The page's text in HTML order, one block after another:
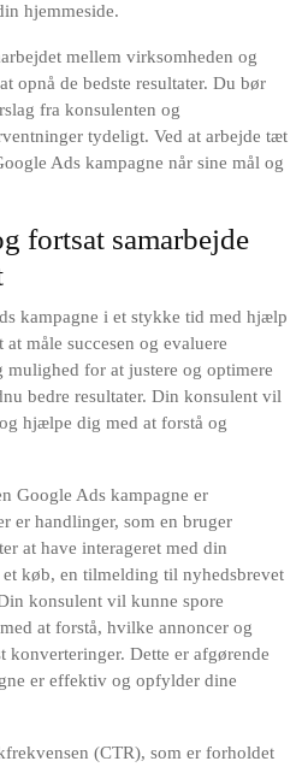
hjemmeside.
mellem virksomheden og
opnå de bedste resultater. Du bør
fra konsulenten og
tydeligt. Ved at arbejde tæt
Ads kampagne når sine mål og
fortsat samarbejde
kampagne i et stykke tid med hjælp
måle succesen og evaluere
for at justere og optimere
bedre resultater. Din konsulent vil
hjælpe dig med at forstå og
Google Ads kampagne er
er handlinger, som en bruger
at have interageret med din
køb, en tilmelding til nyhedsbrevet
konsulent vil kunne spore
at forstå, hvilke annoncer og
konverteringer. Dette er afgørende
er effektiv og opfylder dine
(CTR), som er forholdet